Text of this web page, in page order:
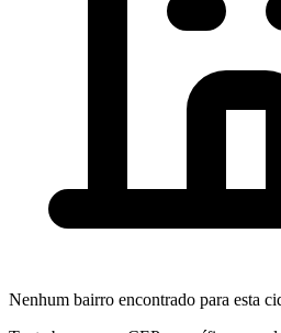
Nenhum bairro encontrado para esta